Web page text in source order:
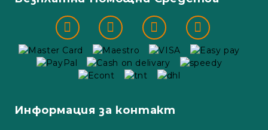
Информация за контакт